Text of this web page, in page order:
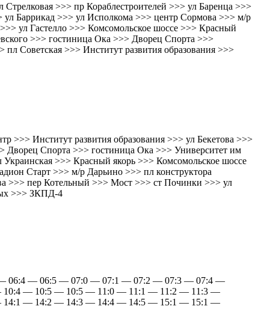
>>> пр Кораблестроителей >>> ул Баренца >>>
Баррикад >>> ул Исполкома >>> центр Сормова >>> м/р
ул Гастелло >>> Комсомольское шоссе >>> Красный
>>> гостиница Ока >>> Дворец Спорта >>>
Советская >>> Институт развития образования >>>
Институт развития образования >>> ул Бекетова >>>
Дворец Спорта >>> гостиница Ока >>> Университет им
>>> Красный якорь >>> Комсомольское шоссе
Старт >>> м/р Дарьино >>> пл конструктора
>>> пер Котельный >>> Мост >>> ст Починки >>> ул
>>> ЗКПД-4
06:4 — 06:5 — 07:0 — 07:1 — 07:2 — 07:3 — 07:4 —
— 10:5 — 10:5 — 11:0 — 11:1 — 11:2 — 11:3 —
— 14:2 — 14:3 — 14:4 — 14:5 — 15:1 — 15:1 —